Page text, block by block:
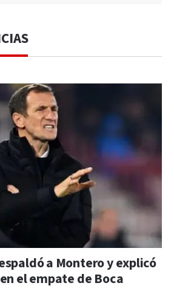
a Montero y explicó
el empate de Boca